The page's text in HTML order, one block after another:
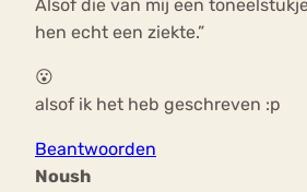
Alsof die van mij een
hen echt een ziekte.”
😮
alsof ik het heb geschreven :p
Beantwoorden
Noush